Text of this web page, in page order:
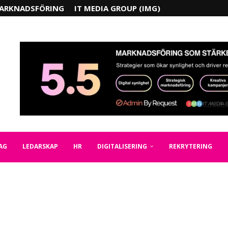
IT MEDIA GROUP (IMG)
LEDARSKAP HR DIGITALISERING REKRYTERING